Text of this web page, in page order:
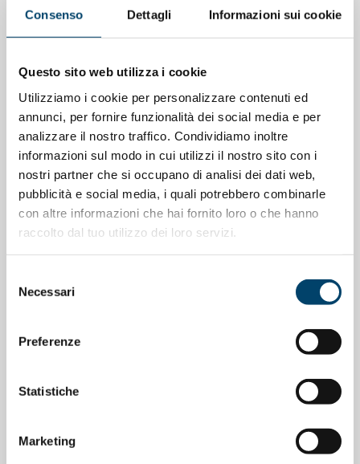
Consenso Dettagli Informazioni sui cookie
Questo sito web utilizza i cookie
Utilizziamo i cookie per personalizzare contenuti ed
annunci, per fornire funzionalità dei social media e per
analizzare il nostro traffico. Condividiamo inoltre
informazioni sul modo in cui utilizzi il nostro sito con i
nostri partner che si occupano di analisi dei dati web,
pubblicità e social media, i quali potrebbero combinarle
con altre informazioni che hai fornito loro o che hanno
raccolto dal tuo utilizzo dei loro servizi.
delNecessari
Preferenze
Statistiche
Marketing
ONDA PER LE DONNE
Depressione Post Partum: intervista al
Prof. Claudio Mencacci
23 Apr 2026